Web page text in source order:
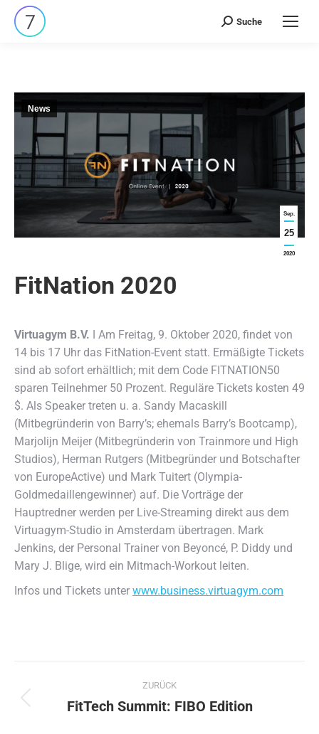
Search:
Suche
Sep.
25
2020
News
FitNation 2020
Virtuagym B.V. ǀ Am Freitag, 9. Oktober 2020, findet von
14 bis 17 Uhr das FitNation-Event statt. Ermäßigte Tickets
sind ab sofort erhältlich; mit dem Code FITNATION50
sparen Teilnehmer 50 Prozent. Reguläre Tickets kosten 49
$. Als Speaker treten u. a. Sandy Macaskill
(Mitbegründerin von Barry’s; ehemals Barry’s Bootcamp),
Marjolijn Meijer (Mitbegründerin von Trainmore und High
Studios), Herman Rutgers (Mitbegründer und Botschafter
von EuropeActive) und Mark Tuitert (Olympia-
Goldmedaillengewinner) auf. Die Vorträge der
Hauptredner werden per Live-Streaming direkt aus dem
Virtuagym-Studio in Amsterdam übertragen. Mark
Jenkins, der Personal Trainer von Beyoncé, P. Diddy und
Mary J. Blige, wird ein Mitmach-Workout leiten.
Infos und Tickets unter www.business.virtuagym.com
Kommentarnavigation
ZURÜCK
Vorheriger
FitTech Summit: FIBO Edition